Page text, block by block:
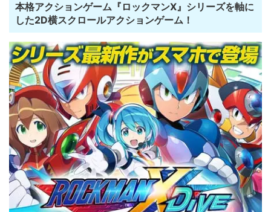
本格アクションゲーム『ロックマンX』シリーズを軸に
した2D横スクロールアクションゲーム！